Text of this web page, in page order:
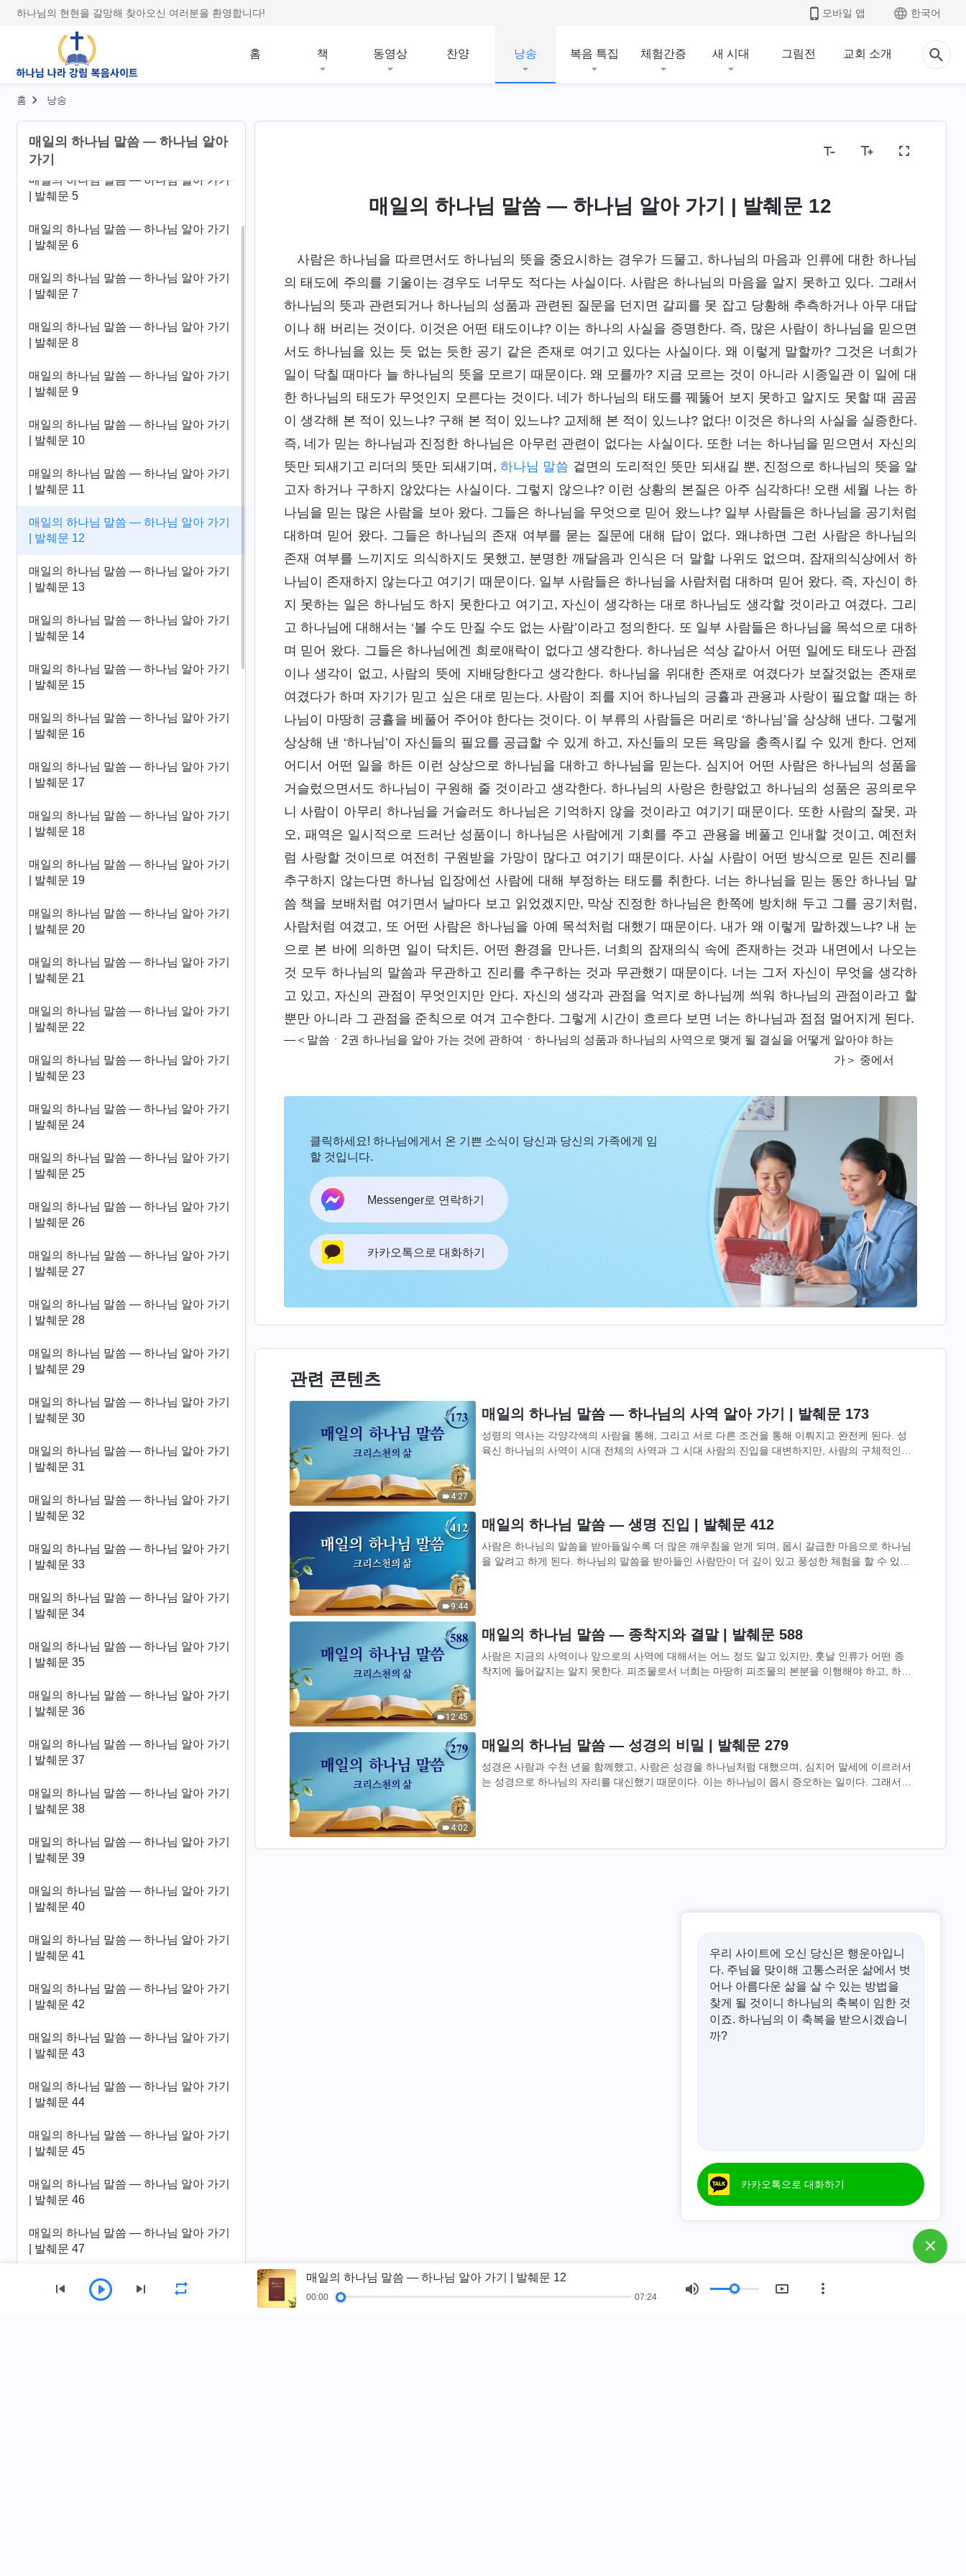
하나님의 현현을 갈망해 찾아오신 여러분을 환영합니다! 모바일 앱 한국어
홈 책 동영상 찬양 낭송 복음 특집 체험간증 새 시대 그림전 교회 소개
홈 낭송
매일의 하나님 말씀 ― 하나님 알아
가기
매일의 하나님 말씀 ― 하나님 알아 가기
| 발췌문 2
| 발췌문 3
| 발췌문 4
매일의 하나님 말씀 ― 하나님 알아 가기
| 발췌문 5
매일의 하나님 말씀 ― 하나님 알아 가기
| 발췌문 6
매일의 하나님 말씀 ― 하나님 알아 가기
| 발췌문 7
매일의 하나님 말씀 ― 하나님 알아 가기
| 발췌문 8
매일의 하나님 말씀 ― 하나님 알아 가기
| 발췌문 9
매일의 하나님 말씀 ― 하나님 알아 가기
| 발췌문 10
매일의 하나님 말씀 ― 하나님 알아 가기
| 발췌문 11
매일의 하나님 말씀 ― 하나님 알아 가기
| 발췌문 12
매일의 하나님 말씀 ― 하나님 알아 가기
| 발췌문 13
매일의 하나님 말씀 ― 하나님 알아 가기
| 발췌문 14
매일의 하나님 말씀 ― 하나님 알아 가기
| 발췌문 15
매일의 하나님 말씀 ― 하나님 알아 가기
| 발췌문 16
매일의 하나님 말씀 ― 하나님 알아 가기
| 발췌문 17
매일의 하나님 말씀 ― 하나님 알아 가기
| 발췌문 18
매일의 하나님 말씀 ― 하나님 알아 가기
| 발췌문 19
매일의 하나님 말씀 ― 하나님 알아 가기
| 발췌문 20
매일의 하나님 말씀 ― 하나님 알아 가기
| 발췌문 21
매일의 하나님 말씀 ― 하나님 알아 가기
| 발췌문 22
매일의 하나님 말씀 ― 하나님 알아 가기
| 발췌문 23
매일의 하나님 말씀 ― 하나님 알아 가기
| 발췌문 24
매일의 하나님 말씀 ― 하나님 알아 가기
| 발췌문 25
매일의 하나님 말씀 ― 하나님 알아 가기
| 발췌문 26
매일의 하나님 말씀 ― 하나님 알아 가기
| 발췌문 27
매일의 하나님 말씀 ― 하나님 알아 가기
| 발췌문 28
매일의 하나님 말씀 ― 하나님 알아 가기
| 발췌문 29
매일의 하나님 말씀 ― 하나님 알아 가기
| 발췌문 30
매일의 하나님 말씀 ― 하나님 알아 가기
| 발췌문 31
매일의 하나님 말씀 ― 하나님 알아 가기
| 발췌문 32
매일의 하나님 말씀 ― 하나님 알아 가기
| 발췌문 33
매일의 하나님 말씀 ― 하나님 알아 가기
| 발췌문 34
매일의 하나님 말씀 ― 하나님 알아 가기
| 발췌문 35
매일의 하나님 말씀 ― 하나님 알아 가기
| 발췌문 36
매일의 하나님 말씀 ― 하나님 알아 가기
| 발췌문 37
매일의 하나님 말씀 ― 하나님 알아 가기
| 발췌문 38
매일의 하나님 말씀 ― 하나님 알아 가기
| 발췌문 39
매일의 하나님 말씀 ― 하나님 알아 가기
| 발췌문 40
매일의 하나님 말씀 ― 하나님 알아 가기
| 발췌문 41
매일의 하나님 말씀 ― 하나님 알아 가기
| 발췌문 42
매일의 하나님 말씀 ― 하나님 알아 가기
| 발췌문 43
매일의 하나님 말씀 ― 하나님 알아 가기
| 발췌문 44
매일의 하나님 말씀 ― 하나님 알아 가기
| 발췌문 45
매일의 하나님 말씀 ― 하나님 알아 가기
| 발췌문 46
매일의 하나님 말씀 ― 하나님 알아 가기
| 발췌문 47
매일의 하나님 말씀 ― 하나님 알아 가기
| 발췌문 48
매일의 하나님 말씀 ― 하나님 알아 가기 | 발췌문 12
사람은 하나님을 따르면서도 하나님의 뜻을 중요시하는 경우가 드물고, 하나님의 마음과 인류에 대한 하나님
의 태도에 주의를 기울이는 경우도 너무도 적다는 사실이다. 사람은 하나님의 마음을 알지 못하고 있다. 그래서
하나님의 뜻과 관련되거나 하나님의 성품과 관련된 질문을 던지면 갈피를 못 잡고 당황해 추측하거나 아무 대답
이나 해 버리는 것이다. 이것은 어떤 태도이냐? 이는 하나의 사실을 증명한다. 즉, 많은 사람이 하나님을 믿으면
서도 하나님을 있는 듯 없는 듯한 공기 같은 존재로 여기고 있다는 사실이다. 왜 이렇게 말할까? 그것은 너희가
일이 닥칠 때마다 늘 하나님의 뜻을 모르기 때문이다. 왜 모를까? 지금 모르는 것이 아니라 시종일관 이 일에 대
한 하나님의 태도가 무엇인지 모른다는 것이다. 네가 하나님의 태도를 꿰뚫어 보지 못하고 알지도 못할 때 곰곰
이 생각해 본 적이 있느냐? 구해 본 적이 있느냐? 교제해 본 적이 있느냐? 없다! 이것은 하나의 사실을 실증한다.
즉, 네가 믿는 하나님과 진정한 하나님은 아무런 관련이 없다는 사실이다. 또한 너는 하나님을 믿으면서 자신의
뜻만 되새기고 리더의 뜻만 되새기며, 하나님 말씀 겉면의 도리적인 뜻만 되새길 뿐, 진정으로 하나님의 뜻을 알
고자 하거나 구하지 않았다는 사실이다. 그렇지 않으냐? 이런 상황의 본질은 아주 심각하다! 오랜 세월 나는 하
나님을 믿는 많은 사람을 보아 왔다. 그들은 하나님을 무엇으로 믿어 왔느냐? 일부 사람들은 하나님을 공기처럼
대하며 믿어 왔다. 그들은 하나님의 존재 여부를 묻는 질문에 대해 답이 없다. 왜냐하면 그런 사람은 하나님의
존재 여부를 느끼지도 의식하지도 못했고, 분명한 깨달음과 인식은 더 말할 나위도 없으며, 잠재의식상에서 하
나님이 존재하지 않는다고 여기기 때문이다. 일부 사람들은 하나님을 사람처럼 대하며 믿어 왔다. 즉, 자신이 하
지 못하는 일은 하나님도 하지 못한다고 여기고, 자신이 생각하는 대로 하나님도 생각할 것이라고 여겼다. 그리
고 하나님에 대해서는 ‘볼 수도 만질 수도 없는 사람’이라고 정의한다. 또 일부 사람들은 하나님을 목석으로 대하
며 믿어 왔다. 그들은 하나님에겐 희로애락이 없다고 생각한다. 하나님은 석상 같아서 어떤 일에도 태도나 관점
이나 생각이 없고, 사람의 뜻에 지배당한다고 생각한다. 하나님을 위대한 존재로 여겼다가 보잘것없는 존재로
여겼다가 하며 자기가 믿고 싶은 대로 믿는다. 사람이 죄를 지어 하나님의 긍휼과 관용과 사랑이 필요할 때는 하
나님이 마땅히 긍휼을 베풀어 주어야 한다는 것이다. 이 부류의 사람들은 머리로 ‘하나님’을 상상해 낸다. 그렇게
상상해 낸 ‘하나님’이 자신들의 필요를 공급할 수 있게 하고, 자신들의 모든 욕망을 충족시킬 수 있게 한다. 언제
어디서 어떤 일을 하든 이런 상상으로 하나님을 대하고 하나님을 믿는다. 심지어 어떤 사람은 하나님의 성품을
거슬렀으면서도 하나님이 구원해 줄 것이라고 생각한다. 하나님의 사랑은 한량없고 하나님의 성품은 공의로우
니 사람이 아무리 하나님을 거슬러도 하나님은 기억하지 않을 것이라고 여기기 때문이다. 또한 사람의 잘못, 과
오, 패역은 일시적으로 드러난 성품이니 하나님은 사람에게 기회를 주고 관용을 베풀고 인내할 것이고, 예전처
럼 사랑할 것이므로 여전히 구원받을 가망이 많다고 여기기 때문이다. 사실 사람이 어떤 방식으로 믿든 진리를
추구하지 않는다면 하나님 입장에선 사람에 대해 부정하는 태도를 취한다. 너는 하나님을 믿는 동안 하나님 말
씀 책을 보배처럼 여기면서 날마다 보고 읽었겠지만, 막상 진정한 하나님은 한쪽에 방치해 두고 그를 공기처럼,
사람처럼 여겼고, 또 어떤 사람은 하나님을 아예 목석처럼 대했기 때문이다. 내가 왜 이렇게 말하겠느냐? 내 눈
으로 본 바에 의하면 일이 닥치든, 어떤 환경을 만나든, 너희의 잠재의식 속에 존재하는 것과 내면에서 나오는
것 모두 하나님의 말씀과 무관하고 진리를 추구하는 것과 무관했기 때문이다. 너는 그저 자신이 무엇을 생각하
고 있고, 자신의 관점이 무엇인지만 안다. 자신의 생각과 관점을 억지로 하나님께 씌워 하나님의 관점이라고 할
뿐만 아니라 그 관점을 준칙으로 여겨 고수한다. 그렇게 시간이 흐르다 보면 너는 하나님과 점점 멀어지게 된다.
―＜말씀ㆍ2권 하나님을 알아 가는 것에 관하여ㆍ하나님의 성품과 하나님의 사역으로 맺게 될 결실을 어떻게 알아야 하는
가＞ 중에서
클릭하세요! 하나님에게서 온 기쁜 소식이 당신과 당신의 가족에게 임
할 것입니다.
Messenger로 연락하기
카카오톡으로 대화하기
관련 콘텐츠
4:27
매일의 하나님 말씀 ― 하나님의 사역 알아 가기 | 발췌문 173
성령의 역사는 각양각색의 사람을 통해, 그리고 서로 다른 조건을 통해 이뤄지고 완전케 된다. 성
육신 하나님의 사역이 시대 전체의 사역과 그 시대 사람의 진입을 대변하지만, 사람의 구체적인
9:44
매일의 하나님 말씀 ― 생명 진입 | 발췌문 412
사람은 하나님의 말씀을 받아들일수록 더 많은 깨우침을 얻게 되며, 몹시 갈급한 마음으로 하나님
을 알려고 하게 된다. 하나님의 말씀을 받아들인 사람만이 더 깊이 있고 풍성한 체험을 할 수 있
12:45
매일의 하나님 말씀 ― 종착지와 결말 | 발췌문 588
사람은 지금의 사역이나 앞으로의 사역에 대해서는 어느 정도 알고 있지만, 훗날 인류가 어떤 종
착지에 들어갈지는 알지 못한다. 피조물로서 너희는 마땅히 피조물의 본분을 이행해야 하고, 하나
4:02
매일의 하나님 말씀 ― 성경의 비밀 | 발췌문 279
성경은 사람과 수천 년을 함께했고, 사람은 성경을 하나님처럼 대했으며, 심지어 말세에 이르러서
는 성경으로 하나님의 자리를 대신했기 때문이다. 이는 하나님이 몹시 증오하는 일이다. 그래서
우리 사이트에 오신 당신은 행운아입니
다. 주님을 맞이해 고통스러운 삶에서 벗
어나 아름다운 삶을 살 수 있는 방법을
찾게 될 것이니 하나님의 축복이 임한 것
이죠. 하나님의 이 축복을 받으시겠습니
까?
카카오톡으로 대화하기
매일의 하나님 말씀 ― 하나님 알아 가기 | 발췌문 12
00:00 07:24